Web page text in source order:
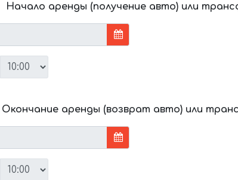
Начало аренды (получение авто) или
Окончание аренды (возврат авто) или